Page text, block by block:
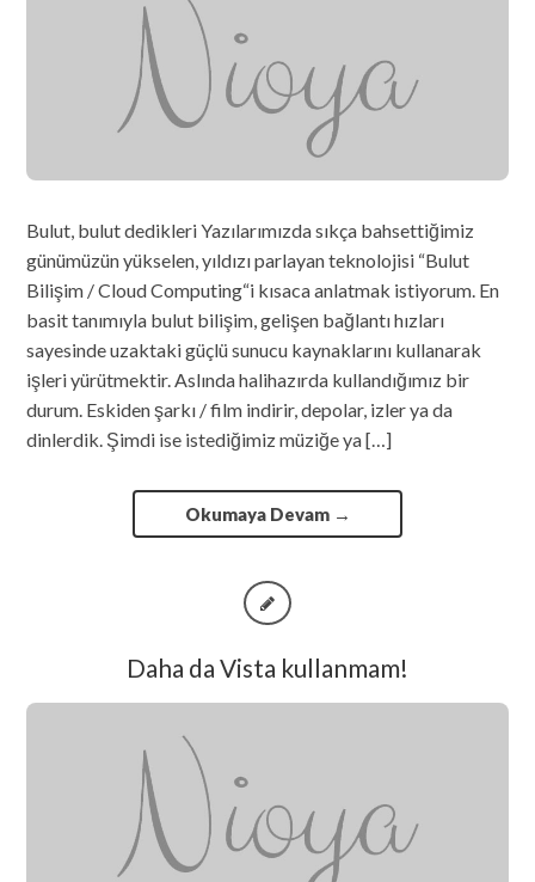
Bulut, bulut dedikleri Yazılarımızda sıkça bahsettiğimiz
günümüzün yükselen, yıldızı parlayan teknolojisi “Bulut
Bilişim / Cloud Computing“i kısaca anlatmak istiyorum. En
basit tanımıyla bulut bilişim, gelişen bağlantı hızları
sayesinde uzaktaki güçlü sunucu kaynaklarını kullanarak
işleri yürütmektir. Aslında halihazırda kullandığımız bir
durum. Eskiden şarkı / film indirir, depolar, izler ya da
dinlerdik. Şimdi ise istediğimiz müziğe ya […]
Okumaya Devam →
Daha da Vista kullanmam!